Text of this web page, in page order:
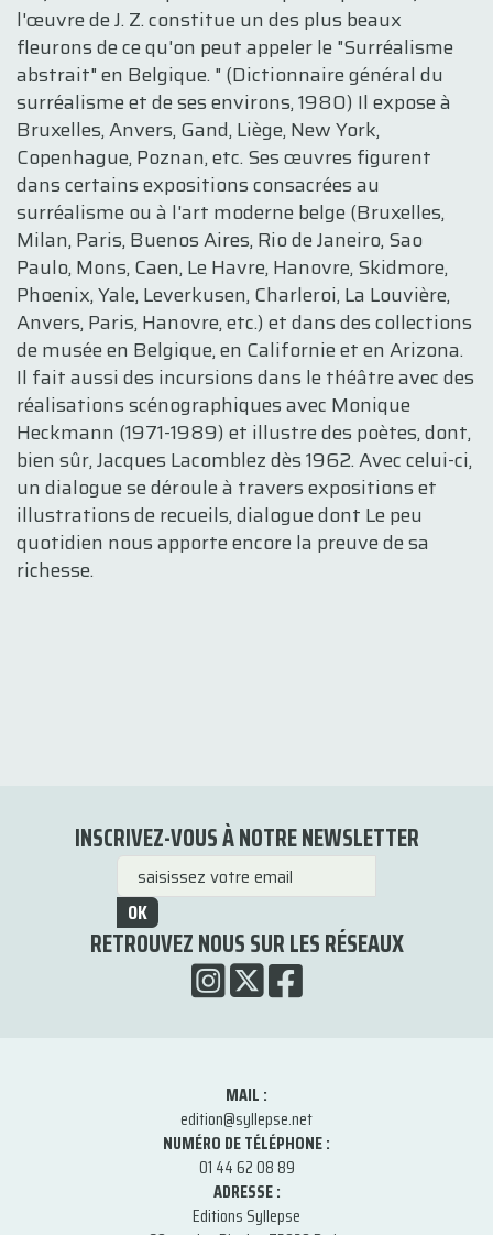
l'œuvre de J. Z. constitue un des plus beaux
fleurons de ce qu'on peut appeler le "Surréalisme
abstrait" en Belgique. " (Dictionnaire général du
surréalisme et de ses environs, 1980) Il expose à
Bruxelles, Anvers, Gand, Liège, New York,
Copenhague, Poznan, etc. Ses œuvres figurent
dans certains expositions consacrées au
surréalisme ou à l'art moderne belge (Bruxelles,
Milan, Paris, Buenos Aires, Rio de Janeiro, Sao
Paulo, Mons, Caen, Le Havre, Hanovre, Skidmore,
Phoenix, Yale, Leverkusen, Charleroi, La Louvière,
Anvers, Paris, Hanovre, etc.) et dans des collections
de musée en Belgique, en Californie et en Arizona.
Il fait aussi des incursions dans le théâtre avec des
réalisations scénographiques avec Monique
Heckmann (1971-1989) et illustre des poètes, dont,
bien sûr, Jacques Lacomblez dès 1962. Avec celui-ci,
un dialogue se déroule à travers expositions et
illustrations de recueils, dialogue dont Le peu
quotidien nous apporte encore la preuve de sa
richesse.
INSCRIVEZ-VOUS À NOTRE NEWSLETTER
OK
RETROUVEZ NOUS SUR LES RÉSEAUX
MAIL :
edition@syllepse.net
NUMÉRO DE TÉLÉPHONE :
01 44 62 08 89
ADRESSE :
Editions Syllepse